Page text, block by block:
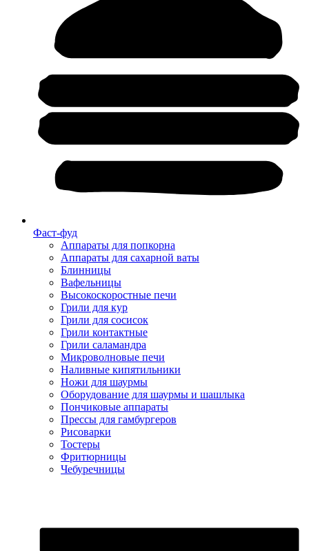
Фаст-фуд
Аппараты для попкорна
Аппараты для сахарной ваты
Блинницы
Вафельницы
Высокоскоростные печи
Грили для кур
Грили для сосисок
Грили контактные
Грили саламандра
Микроволновые печи
Наливные кипятильники
Ножи для шаурмы
Оборудование для шаурмы и шашлыка
Пончиковые аппараты
Прессы для гамбургеров
Рисоварки
Тостеры
Фритюрницы
Чебуречницы